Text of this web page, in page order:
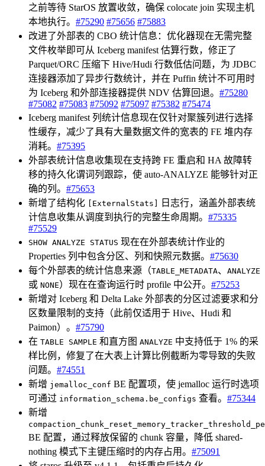
之前等待 StarOS 放置收敛，确保 colocate join 实现主机
本地执行。 #75290 #75656 #75883
改进了外部表的 CBO 统计信息：优化器现在无需完整
文件枚举即可从 Iceberg manifest 估算行数，修正了
Parquet/ORC 压缩下 Hive/Hudi 行数低估问题，为 JDBC
连接器添加了异步行数统计，并在 Puffin 统计不可用时
为 Iceberg 和外部连接器提供 NDV 估算回退。 #75280
#75082 #75083 #75092 #75097 #75382 #75474
Iceberg manifest 列统计信息现在仅针对聚簇列进行选择
性缓存，减少了具有大量数据文件的宽表的 FE 堆内存
消耗。 #75395
外部表统计信息收集现在支持跨 FE 重启和 HA 故障转
移的持久化谓词列跟踪，使 auto-ANALYZE 能够针对正
确的列。 #75653
新增了结构化 [ExternalStats]
日志行，涵盖外部表统
计信息收集从调度到执行的完整生命周期。 #75335
#75529
SHOW ANALYZE STATUS 现在在外部表统计作业的
Properties 列中包含分区、列和快照元数据。 #75630
每个外部表的统计信息来源（TABLE_METADATA、 ANALYZE
或 NONE）现在在查询运行时 profile 中公开。 #75253
新增对 Iceberg 和 Delta Lake 外部表的分区过滤要求和分
区数量限制的支持（此前仅适用于 Hive、Hudi 和
Paimon）。 #75790
在 TABLE SAMPLE 和直方图 ANALYZE 中支持低于 1% 的采
样比例，修复了在大表上计算比例截断为零导致的失败
问题。 #74551
新增 jemalloc_conf BE 配置项，使 jemalloc 运行时选项
可通过 information_schema.be_configs 查看。 #75344
新增
BE 配置，通过释放保留的 chunk 容量，降低 shared-
nothing 模式下主键压缩时的内存占用。 #75091